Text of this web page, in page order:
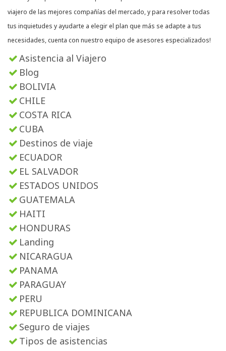
viajero de las mejores compañías del mercado, y para resolver todas
tus inquietudes y ayudarte a elegir el plan que más se adapte a tus
necesidades, cuenta con nuestro equipo de asesores especializados!
Asistencia al Viajero
Blog
BOLIVIA
CHILE
COSTA RICA
CUBA
Destinos de viaje
ECUADOR
EL SALVADOR
ESTADOS UNIDOS
GUATEMALA
HAITI
HONDURAS
Landing
NICARAGUA
PANAMA
PARAGUAY
PERU
REPUBLICA DOMINICANA
Seguro de viajes
Tipos de asistencias